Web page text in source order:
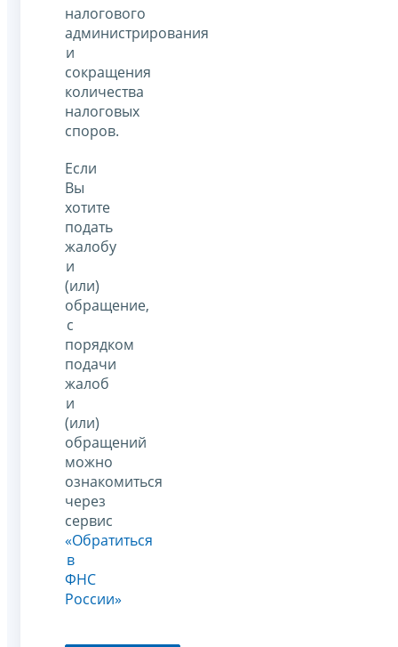
налогового
администрирования
и
сокращения
количества
налоговых
споров.
Если
Вы
хотите
подать
жалобу
и
(или)
обращение,
с
порядком
подачи
жалоб
и
(или)
обращений
можно
ознакомиться
через
сервис
«Обратиться
в
ФНС
России»